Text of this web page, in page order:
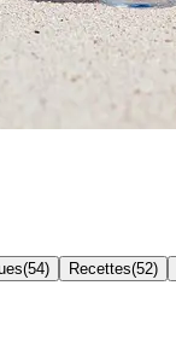
(54) Recettes(52)